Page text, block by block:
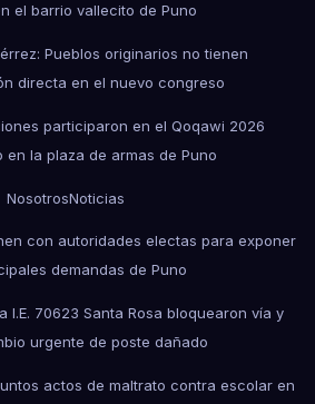
el barrio vallecito de Puno
Pueblos originarios no tienen
directa en el nuevo congreso
participaron en el Qoqawi 2026
en la plaza de armas de Puno
NosotrosNoticias
con autoridades electas para exponer
demandas de Puno
I.E. 70623 Santa Rosa bloquearon vía y
urgente de poste dañado
actos de maltrato contra escolar en